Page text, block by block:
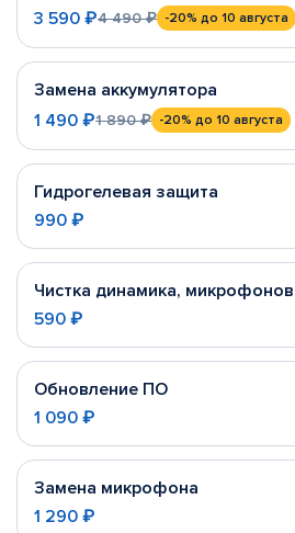
3 590 ₽4 490 ₽ -20% до 10 августа
Замена аккумулятора
1 490 ₽1 890 ₽ -20% до 10 августа
Гидрогелевая защита
990 ₽
Чистка динамика,
590 ₽
Обновление ПО
1 090 ₽
Замена микрофона
1 290 ₽